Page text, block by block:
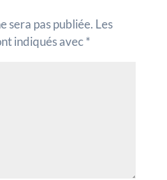
sera pas publiée. Les
indiqués avec*